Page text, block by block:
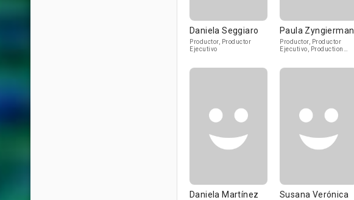
Daniela Seggiaro
Productor, Productor
Ejecutivo
Paula Zyngierman
Productor, Productor
Ejecutivo, Production
Daniela Martínez
Susana Verónica